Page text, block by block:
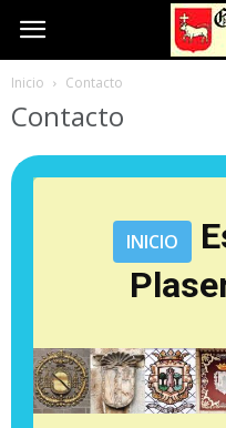
Inicio Contacto
Contacto
INICIO